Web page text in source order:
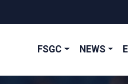
FSGC NEWS